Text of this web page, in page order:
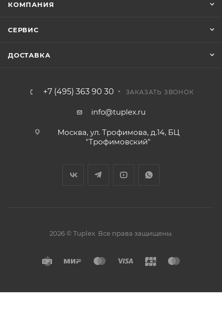
КОМПАНИЯ
СЕРВИС
ДОСТАВКА
+7 (495) 363 90 30 ЗАКАЗАТЬ ЗВОНОК
info@tuplex.ru
Москва, ул. Трофимова, д.14, БЦ
"Трофимовский"
2026 © Tuplex. Все права защищены.